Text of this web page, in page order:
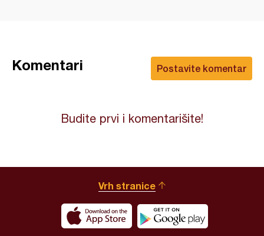
Postavite komentar
Komentari
Budite prvi i komentarišite!
Vrh stranice